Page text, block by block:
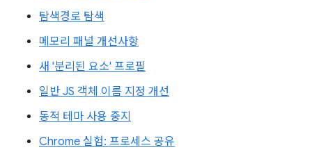
탐색경로 탐색
메모리 패널 개선사항
새 '분리된 요소' 프로필
일반 JS 객체 이름 지정 개선
동적 테마 사용 중지
Chrome 실험: 프로세스 공유